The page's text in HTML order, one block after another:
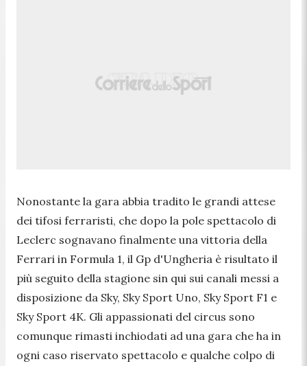
Nonostante la gara abbia tradito le grandi attese
dei tifosi ferraristi, che dopo la pole spettacolo di
Leclerc sognavano finalmente una vittoria della
Ferrari in Formula 1, il Gp d'Ungheria è risultato il
più seguito della stagione sin qui sui canali messi a
disposizione da Sky, Sky Sport Uno, Sky Sport F1 e
Sky Sport 4K. Gli appassionati del circus sono
comunque rimasti inchiodati ad una gara che ha in
ogni caso riservato spettacolo e qualche colpo di